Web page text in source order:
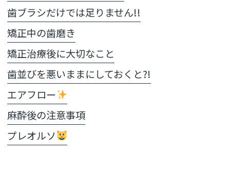
歯ブラシだけでは足りません!!
矯正中の歯磨き
矯正治療後に大切なこと
歯並びを悪いままにしておくと?!
エアフロー
麻酔後の注意事項
プレオルソ